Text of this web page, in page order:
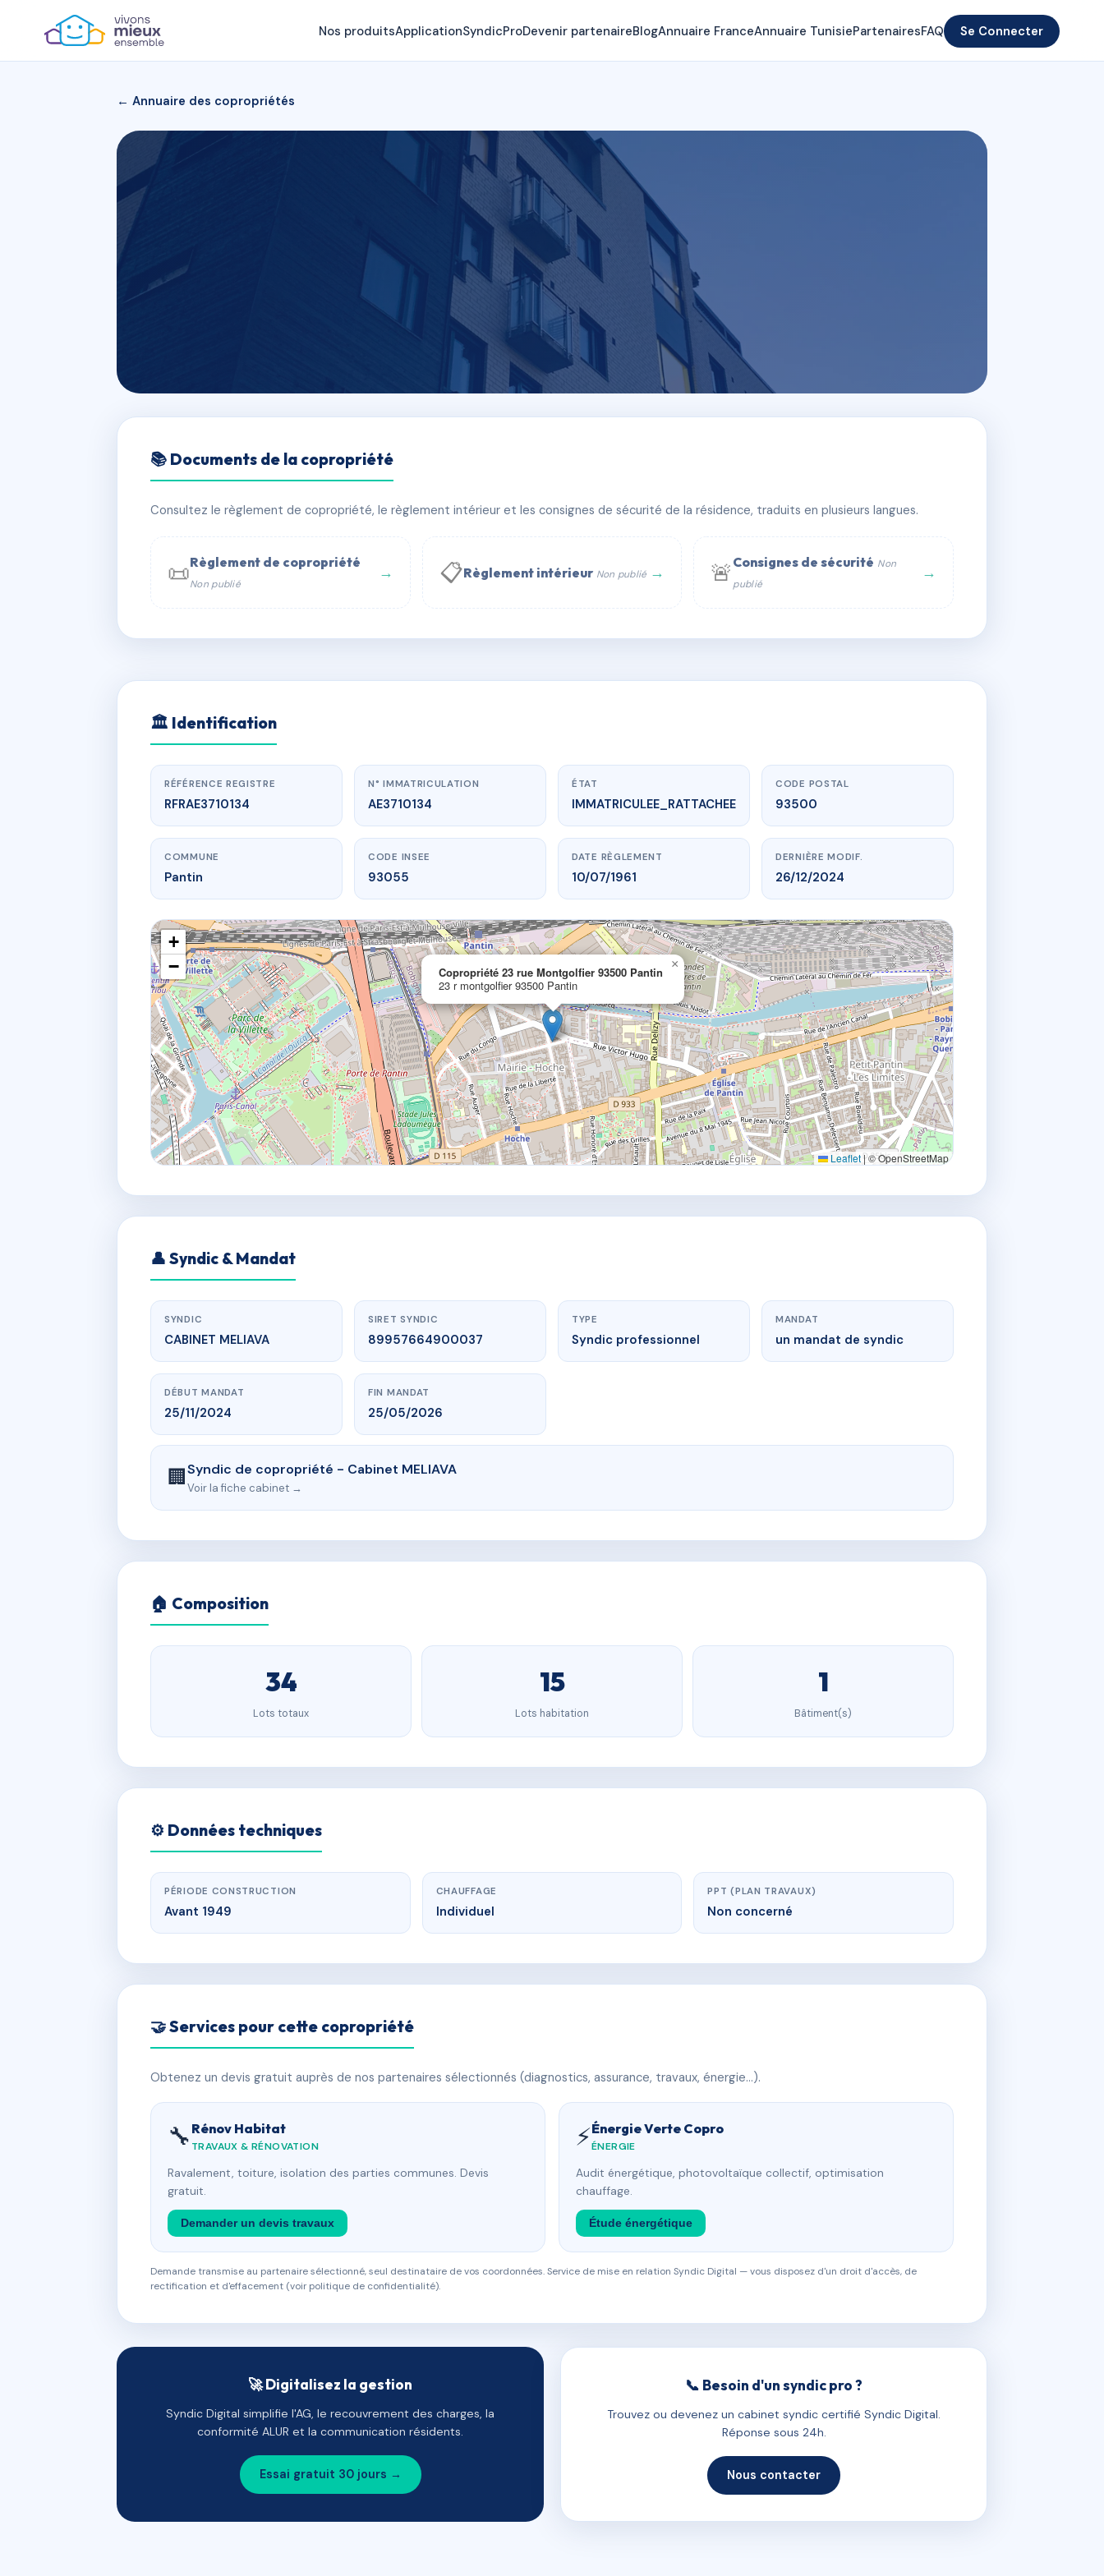
Nos produitsApplicationSyndicProDevenir partenaireBlogAnnuaire FranceAnnuaire TunisiePartenairesFAQ Se Connecter
← Annuaire des copropriétés
Copropriété 23 rue Montgolfier 93500 Pantin
📍 23 r montgolfier 93500 Pantin
📞 Contacter Syndic Digital 💬 WhatsApp
📚 Documents de la copropriété
Consultez le règlement de copropriété, le règlement intérieur et les consignes de sécurité de la résidence, traduits en plusieurs langues.
📜Règlement de copropriété
Non publié
→ 📋Règlement intérieur Non publié → 🚨 Consignes de sécurité Non
publié
→
AE3710134 🇫🇷
www.vme.plus/AE3710134
Copropriété 23 rue Montgolfier 93500 Pantin
23 r montgolfier93500 Pantin
🏛 Identification
RÉFÉRENCE REGISTRE
RFRAE3710134
N° IMMATRICULATION
AE3710134
ÉTAT
IMMATRICULEE_RATTACHEE
CODE POSTAL
93500
COMMUNE
Pantin
CODE INSEE
93055
DATE RÈGLEMENT
10/07/1961
DERNIÈRE MODIF.
26/12/2024
Copropriété 23 rue Montgolfier 93500 Pantin
23 r montgolfier 93500 Pantin
×
+
−
Leaflet|© OpenStreetMap
👤 Syndic & Mandat
SYNDIC
CABINET MELIAVA
SIRET SYNDIC
89957664900037
TYPE
Syndic professionnel
MANDAT
un mandat de syndic
DÉBUT MANDAT
25/11/2024
FIN MANDAT
25/05/2026
🏢Syndic de copropriété - Cabinet MELIAVA
Voir la fiche cabinet →
🏠 Composition
34
Lots totaux
15
Lots habitation
1
Bâtiment(s)
⚙️ Données techniques
PÉRIODE CONSTRUCTION
Avant 1949
CHAUFFAGE
Individuel
PPT (PLAN TRAVAUX)
Non concerné
🤝 Services pour cette copropriété
Obtenez un devis gratuit auprès de nos partenaires sélectionnés (diagnostics, assurance, travaux, énergie…).
🔧 Rénov Habitat
TRAVAUX & RÉNOVATION
Ravalement, toiture, isolation des parties communes. Devis
gratuit.
Demander un devis travaux
⚡Énergie Verte Copro
ÉNERGIE
Audit énergétique, photovoltaïque collectif, optimisation
chauffage.
Étude énergétique
Demande transmise au partenaire sélectionné, seul destinataire de vos coordonnées. Service de mise en relation Syndic Digital — vous disposez d'un droit d'accès, de
rectification et d'effacement (voir politique de confidentialité).
🚀 Digitalisez la gestion
Syndic Digital simplifie l'AG, le recouvrement des charges, la
conformité ALUR et la communication résidents.
Essai gratuit 30 jours →
📞 Besoin d'un syndic pro ?
Trouvez ou devenez un cabinet syndic certifié Syndic Digital.
Réponse sous 24h.
Nous contacter